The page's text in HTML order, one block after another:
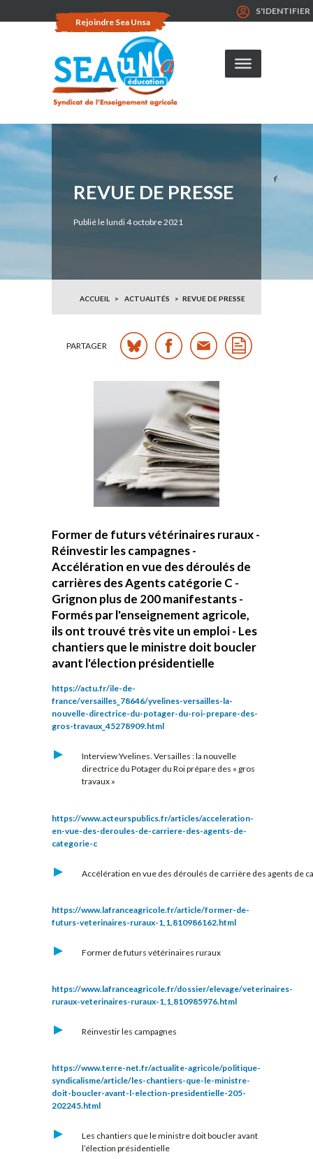
Rejoindre Sea Unsa
S'IDENTIFIER
REVUE DE PRESSE
Publié le lundi 4 octobre 2021
ACCUEIL ACTUALITÉS REVUE DE PRESSE
PARTAGER
Former de futurs vétérinaires ruraux -
Réinvestir les campagnes -
Accélération en vue des déroulés de
carrières des Agents catégorie C -
Grignon plus de 200 manifestants -
Formés par l'enseignement agricole,
ils ont trouvé très vite un emploi - Les
chantiers que le ministre doit boucler
avant l'élection présidentielle
https://actu.fr/ile-de-
france/versailles_78646/yvelines-versailles-la-
nouvelle-directrice-du-potager-du-roi-prepare-des-
gros-travaux_45278909.html
Interview Yvelines. Versailles : la nouvelle
directrice du Potager du Roi prépare des « gros
travaux »
https://www.acteurspublics.fr/articles/acceleration-
en-vue-des-deroules-de-carriere-des-agents-de-
categorie-c
Accélération en vue des déroulés de carrière des agents de
https://www.lafranceagricole.fr/article/former-de-
futurs-veterinaires-ruraux-1,1,810986162.html
Former de futurs vétérinaires ruraux
https://www.lafranceagricole.fr/dossier/elevage/veterinaires-
ruraux-veterinaires-ruraux-1,1,810985976.html
Réinvestir les campagnes
https://www.terre-net.fr/actualite-agricole/politique-
syndicalisme/article/les-chantiers-que-le-ministre-
doit-boucler-avant-l-election-presidentielle-205-
202245.html
Les chantiers que le ministre doit boucler avant
l’élection présidentielle